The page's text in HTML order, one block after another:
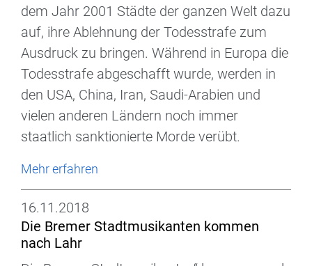
dem Jahr 2001 Städte der ganzen Welt dazu
auf, ihre Ablehnung der Todesstrafe zum
Ausdruck zu bringen. Während in Europa die
Todesstrafe abgeschafft wurde, werden in
den USA, China, Iran, Saudi-Arabien und
vielen anderen Ländern noch immer
staatlich sanktionierte Morde verübt.
Mehr erfahren
16.11.2018
Die Bremer Stadtmusikanten kommen
nach Lahr